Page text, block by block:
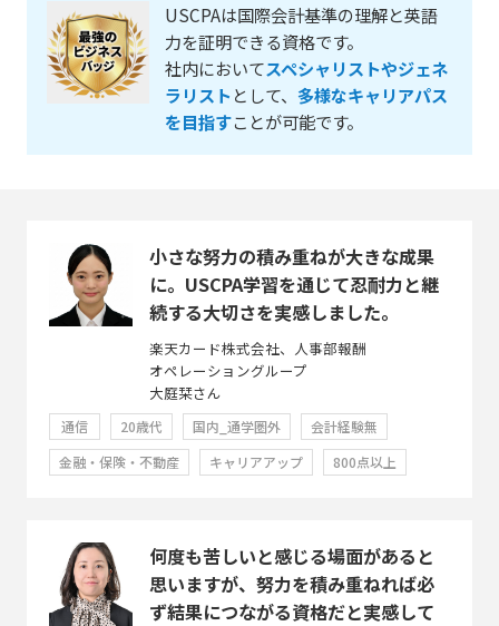
USCPAは国際会計基準の理解と英語
力を証明できる資格です。
社内においてスペシャリストやジェネ
ラリストとして、 多様なキャリアパス
を目指すことが可能です。
小さな努力の積み重ねが大きな成果
に。USCPA学習を通じて忍耐力と継
続する大切さを実感しました。
楽天カード株式会社、人事部報酬
オペレーショングループ
大庭栞さん
通信 20歳代 国内_通学圏外
会計経験無
金融・保険・不動産
キャリアアップ 800点以上
何度も苦しいと感じる場面があると
思いますが、努力を積み重ねれば必
ず結果につながる資格だと実感して